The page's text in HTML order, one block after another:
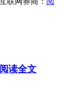
阅读全文